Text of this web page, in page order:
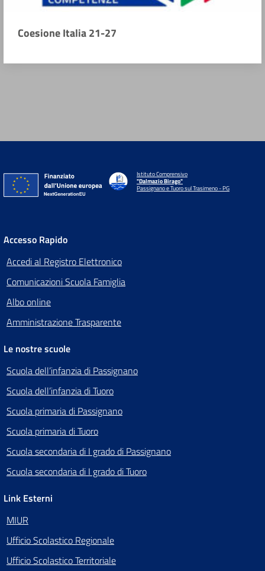
Coesione Italia 21-27
Istituto Comprensivo
"Dalmazio Birago"
Passignano e Tuoro sul Trasimeno - PG
Accesso Rapido
Accedi al Registro Elettronico
Comunicazioni Scuola Famiglia
Albo online
Amministrazione Trasparente
Le nostre scuole
Scuola dell’infanzia di Passignano
Scuola dell’infanzia di Tuoro
Scuola primaria di Passignano
Scuola primaria di Tuoro
Scuola secondaria di I grado di Passignano
Scuola secondaria di I grado di Tuoro
Link Esterni
MIUR
Ufficio Scolastico Regionale
Ufficio Scolastico Territoriale